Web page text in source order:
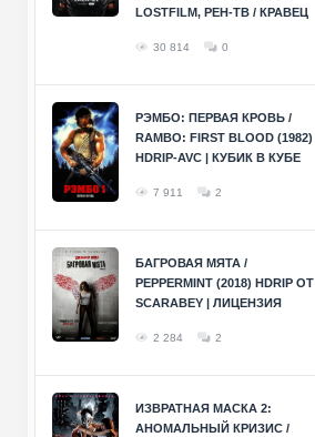
LOSTFILM, РЕН-ТВ / КРАВЕЦ
30 814 0
РЭМБО: ПЕРВАЯ КРОВЬ /
RAMBO: FIRST BLOOD (1982)
HDRIP-AVC | КУБИК В КУБЕ
7 911 2
БАГРОВАЯ МЯТА /
PEPPERMINT (2018) HDRIP ОТ
SCARABEY | ЛИЦЕНЗИЯ
2 284 2
ИЗВРАТНАЯ МАСКА 2:
АНОМАЛЬНЫЙ КРИЗИС /